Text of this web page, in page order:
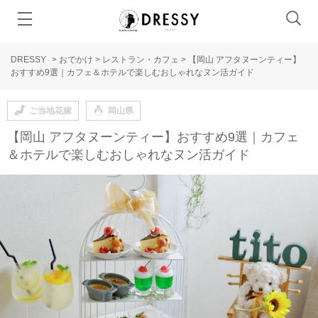
DRESSY > おでかけ > レストラン・カフェ >
【岡山 アフタヌーンティー】
おすすめ9選｜カフェ＆ホテルで楽しむおしゃれなヌン活ガイド
ご当地花嫁 岡山県
【岡山 アフタヌーンティー】おすすめ9選｜カフェ
＆ホテルで楽しむおしゃれなヌン活ガイド